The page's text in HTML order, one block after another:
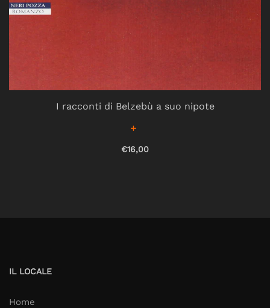
I racconti di Belzebù a suo nipote
€16,00
IL LOCALE
Home